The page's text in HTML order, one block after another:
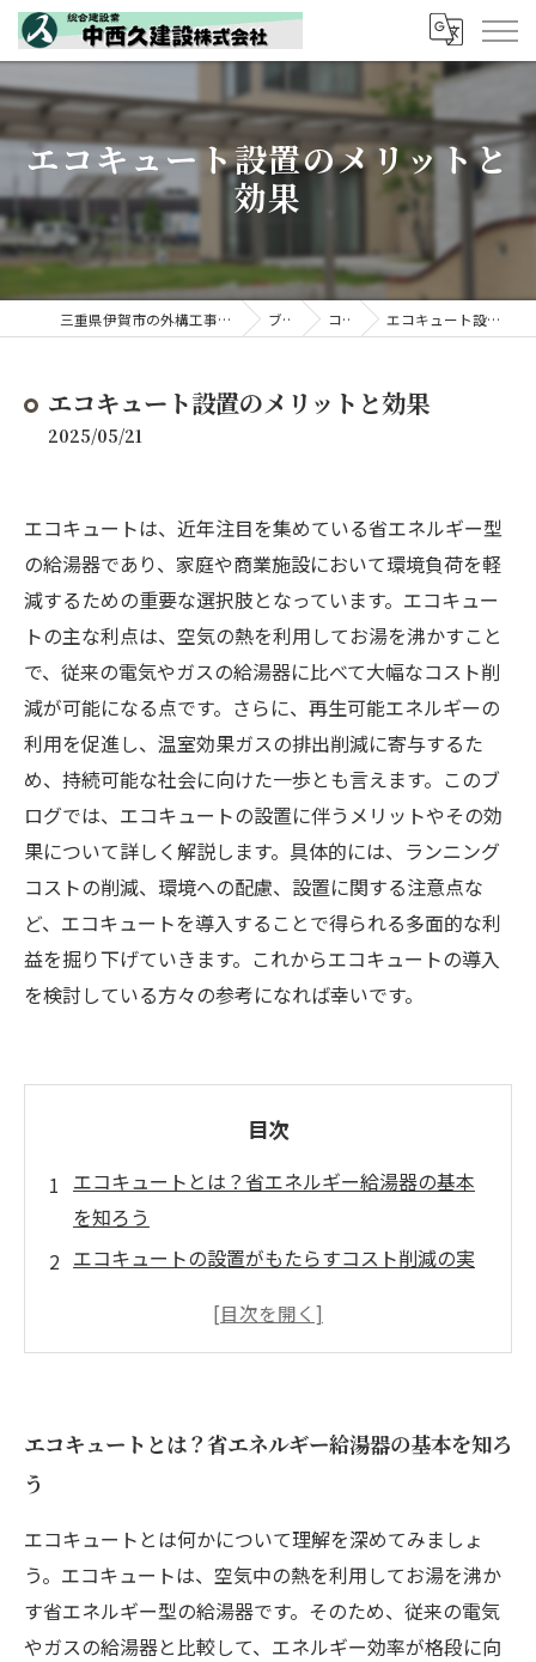
エコキュート設置のメリットと
効果
三重県伊賀市の外構工事なら中西久建設株式会社 ブログ コラム エコキュート設置のメリットと効果
エコキュート設置のメリットと効果
2025/05/21
エコキュートは、近年注目を集めている省エネルギー型
の給湯器であり、家庭や商業施設において環境負荷を軽
減するための重要な選択肢となっています。エコキュー
トの主な利点は、空気の熱を利用してお湯を沸かすこと
で、従来の電気やガスの給湯器に比べて大幅なコスト削
減が可能になる点です。さらに、再生可能エネルギーの
利用を促進し、温室効果ガスの排出削減に寄与するた
め、持続可能な社会に向けた一歩とも言えます。このブ
ログでは、エコキュートの設置に伴うメリットやその効
果について詳しく解説します。具体的には、ランニング
コストの削減、環境への配慮、設置に関する注意点な
ど、エコキュートを導入することで得られる多面的な利
益を掘り下げていきます。これからエコキュートの導入
を検討している方々の参考になれば幸いです。
目次
エコキュートとは？省エネルギー給湯器の基本
を知ろう
エコキュートの設置がもたらすコスト削減の実
環境に優しい！エコキュートの温室効果ガス削
あなたの家庭にも！エコキュートの導入事例を
エコキュート設置のメリットがもたらすライフ
スタイルの変化
未来に向けての第一歩：エコキュート導入のす
すめ
エコキュートとは？省エネルギー給湯器の基本を知ろ
う
エコキュートとは何かについて理解を深めてみましょ
う。エコキュートは、空気中の熱を利用してお湯を沸か
す省エネルギー型の給湯器です。そのため、従来の電気
やガスの給湯器と比較して、エネルギー効率が格段に向